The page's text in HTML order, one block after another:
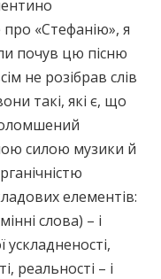
«Стефанію», я
почув цю пісню
не розібрав слів
такі, які є, що
силою музики й
елементів:
слова) – і
ускладненості,
реальності – і